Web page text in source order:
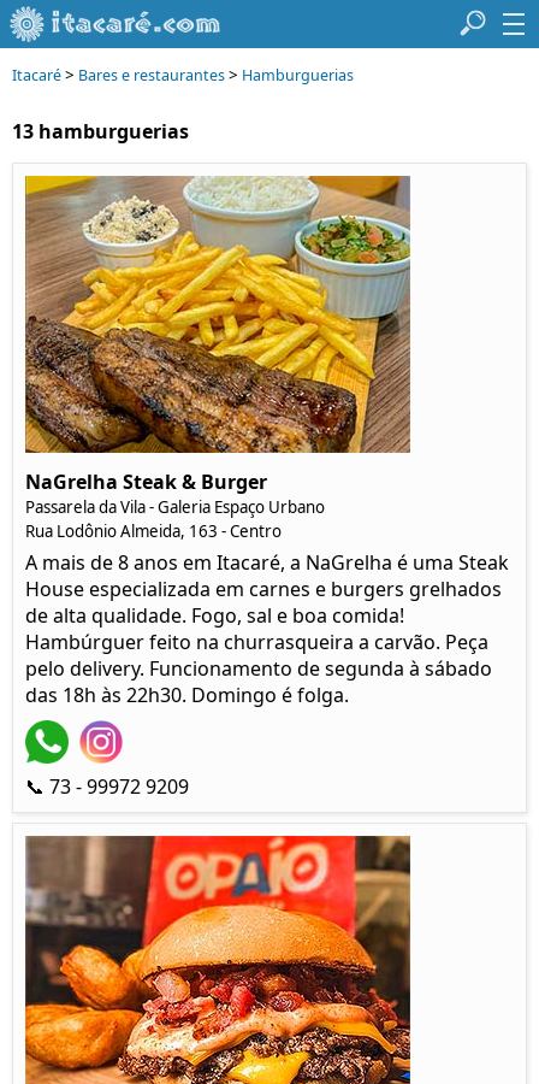
Itacaré> Bares e restaurantes> Hamburguerias
13 hamburguerias
NaGrelha Steak & Burger
Passarela da Vila - Galeria Espaço Urbano
Rua Lodônio Almeida, 163 - Centro
A mais de 8 anos em Itacaré, a NaGrelha é uma Steak
House especializada em carnes e burgers grelhados
de alta qualidade. Fogo, sal e boa comida!
Hambúrguer feito na churrasqueira a carvão. Peça
pelo delivery. Funcionamento de segunda à sábado
das 18h às 22h30. Domingo é folga.
📞 73 - 99972 9209